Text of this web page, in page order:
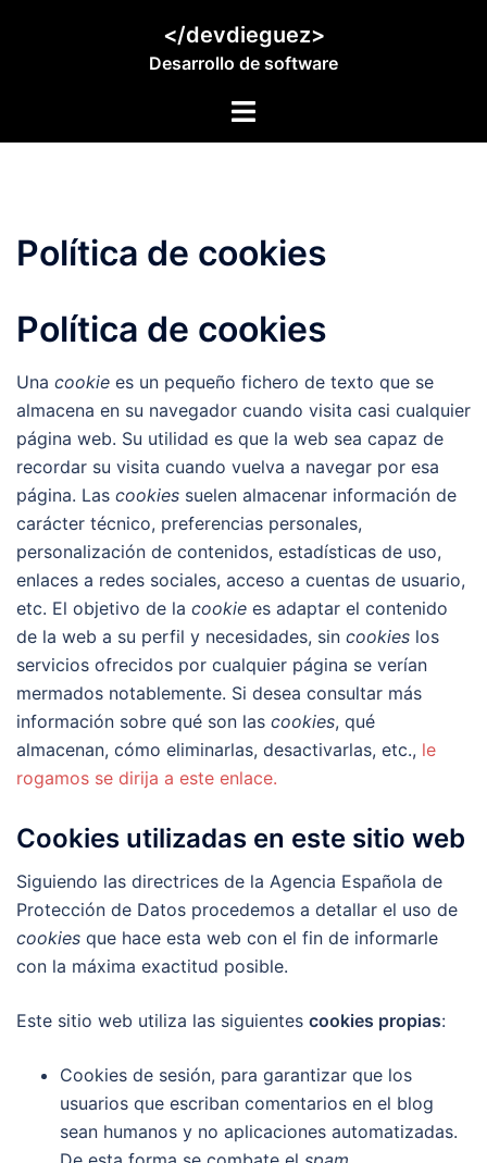
</devdieguez>
Desarrollo de software
Alternar
Política de cookies
Política de cookies
Una cookie es un pequeño fichero de texto que se
almacena en su navegador cuando visita casi cualquier
página web. Su utilidad es que la web sea capaz de
recordar su visita cuando vuelva a navegar por esa
página. Las cookies suelen almacenar información de
carácter técnico, preferencias personales,
personalización de contenidos, estadísticas de uso,
enlaces a redes sociales, acceso a cuentas de usuario,
etc. El objetivo de la cookie es adaptar el contenido
de la web a su perfil y necesidades, sin cookies los
servicios ofrecidos por cualquier página se verían
mermados notablemente. Si desea consultar más
información sobre qué son las cookies, qué
almacenan, cómo eliminarlas, desactivarlas, etc., le
rogamos se dirija a este enlace.
Cookies utilizadas en este sitio web
Siguiendo las directrices de la Agencia Española de
Protección de Datos procedemos a detallar el uso de
cookies que hace esta web con el fin de informarle
con la máxima exactitud posible.
Este sitio web utiliza las siguientes cookies propias:
Cookies de sesión, para garantizar que los
usuarios que escriban comentarios en el blog
sean humanos y no aplicaciones automatizadas.